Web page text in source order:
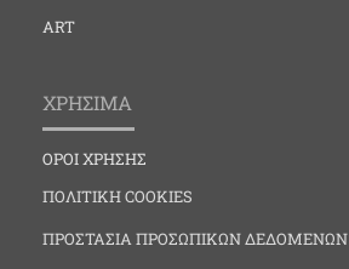
ART
ΧΡΗΣΙΜΑ
ΟΡΟΙ ΧΡΗΣΗΣ
ΠΟΛΙΤΙΚΗ COOKIES
ΠΡΟΣΤΑΣΙΑ ΠΡΟΣΩΠΙΚΩΝ ΔΕΔΟΜΕΝΩΝ